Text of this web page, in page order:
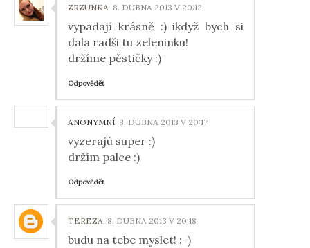
ZRZUNKA 8. DUBNA 2013 V 20:12
vypadají krásně :) ikdyž bych si
dala radši tu zeleninku!
držíme pěstičky :)
Odpovědět
ANONYMNÍ 8. DUBNA 2013 V 20:17
vyzerajú super :)
držím palce :)
Odpovědět
TEREZA 8. DUBNA 2013 V 20:18
budu na tebe myslet! :-)